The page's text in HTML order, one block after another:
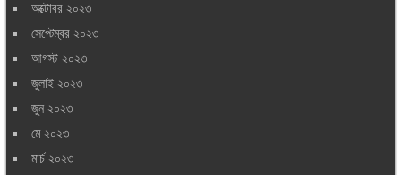
অক্টোবর ২০২৩
সেপ্টেম্বর ২০২৩
আগস্ট ২০২৩
জুলাই ২০২৩
জুন ২০২৩
মে ২০২৩
মার্চ ২০২৩